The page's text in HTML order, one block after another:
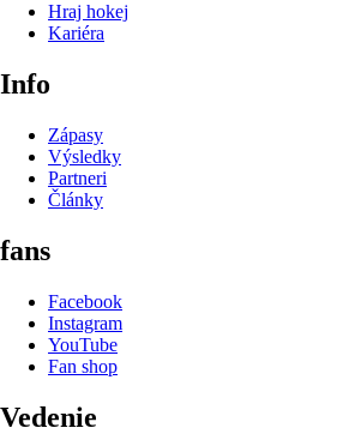
Hraj hokej
Kariéra
Info
Zápasy
Výsledky
Partneri
Články
fans
Facebook
Instagram
YouTube
Fan shop
Vedenie